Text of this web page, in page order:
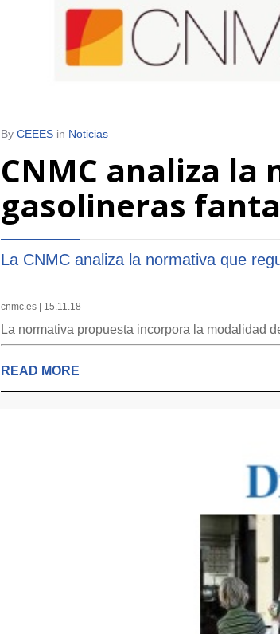
By CEEES in Noticias
CNMC analiza
gasolineras
La CNMC analiza la normativa que
cnmc.es | 15.11.18
La normativa propuesta incorpora la modalidad
READ MORE